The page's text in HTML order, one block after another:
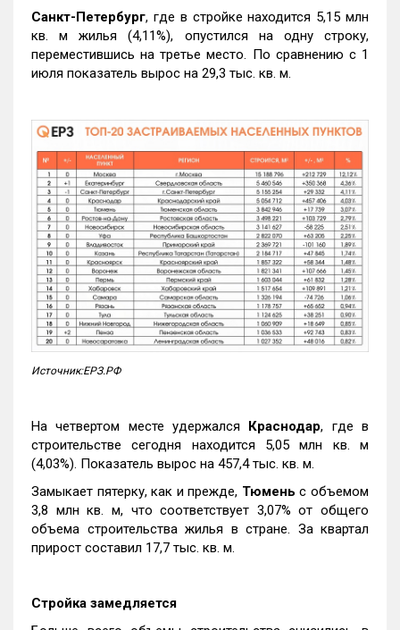
Санкт-Петербург, где в стройке находится 5,15 млн
кв. м жилья (4,11%), опустился на одну строку,
переместившись на третье место. По сравнению с 1
июля показатель вырос на 29,3 тыс. кв. м.
Источник:ЕРЗ.РФ
На четвертом месте удержался Краснодар, где в
строительстве сегодня находится 5,05 млн кв. м
(4,03%). Показатель вырос на 457,4 тыс. кв. м.
Замыкает пятерку, как и прежде, Тюмень с объемом
3,8 млн кв. м, что соответствует 3,07% от общего
объема строительства жилья в стране. За квартал
прирост составил 17,7 тыс. кв. м.
Стройка замедляется